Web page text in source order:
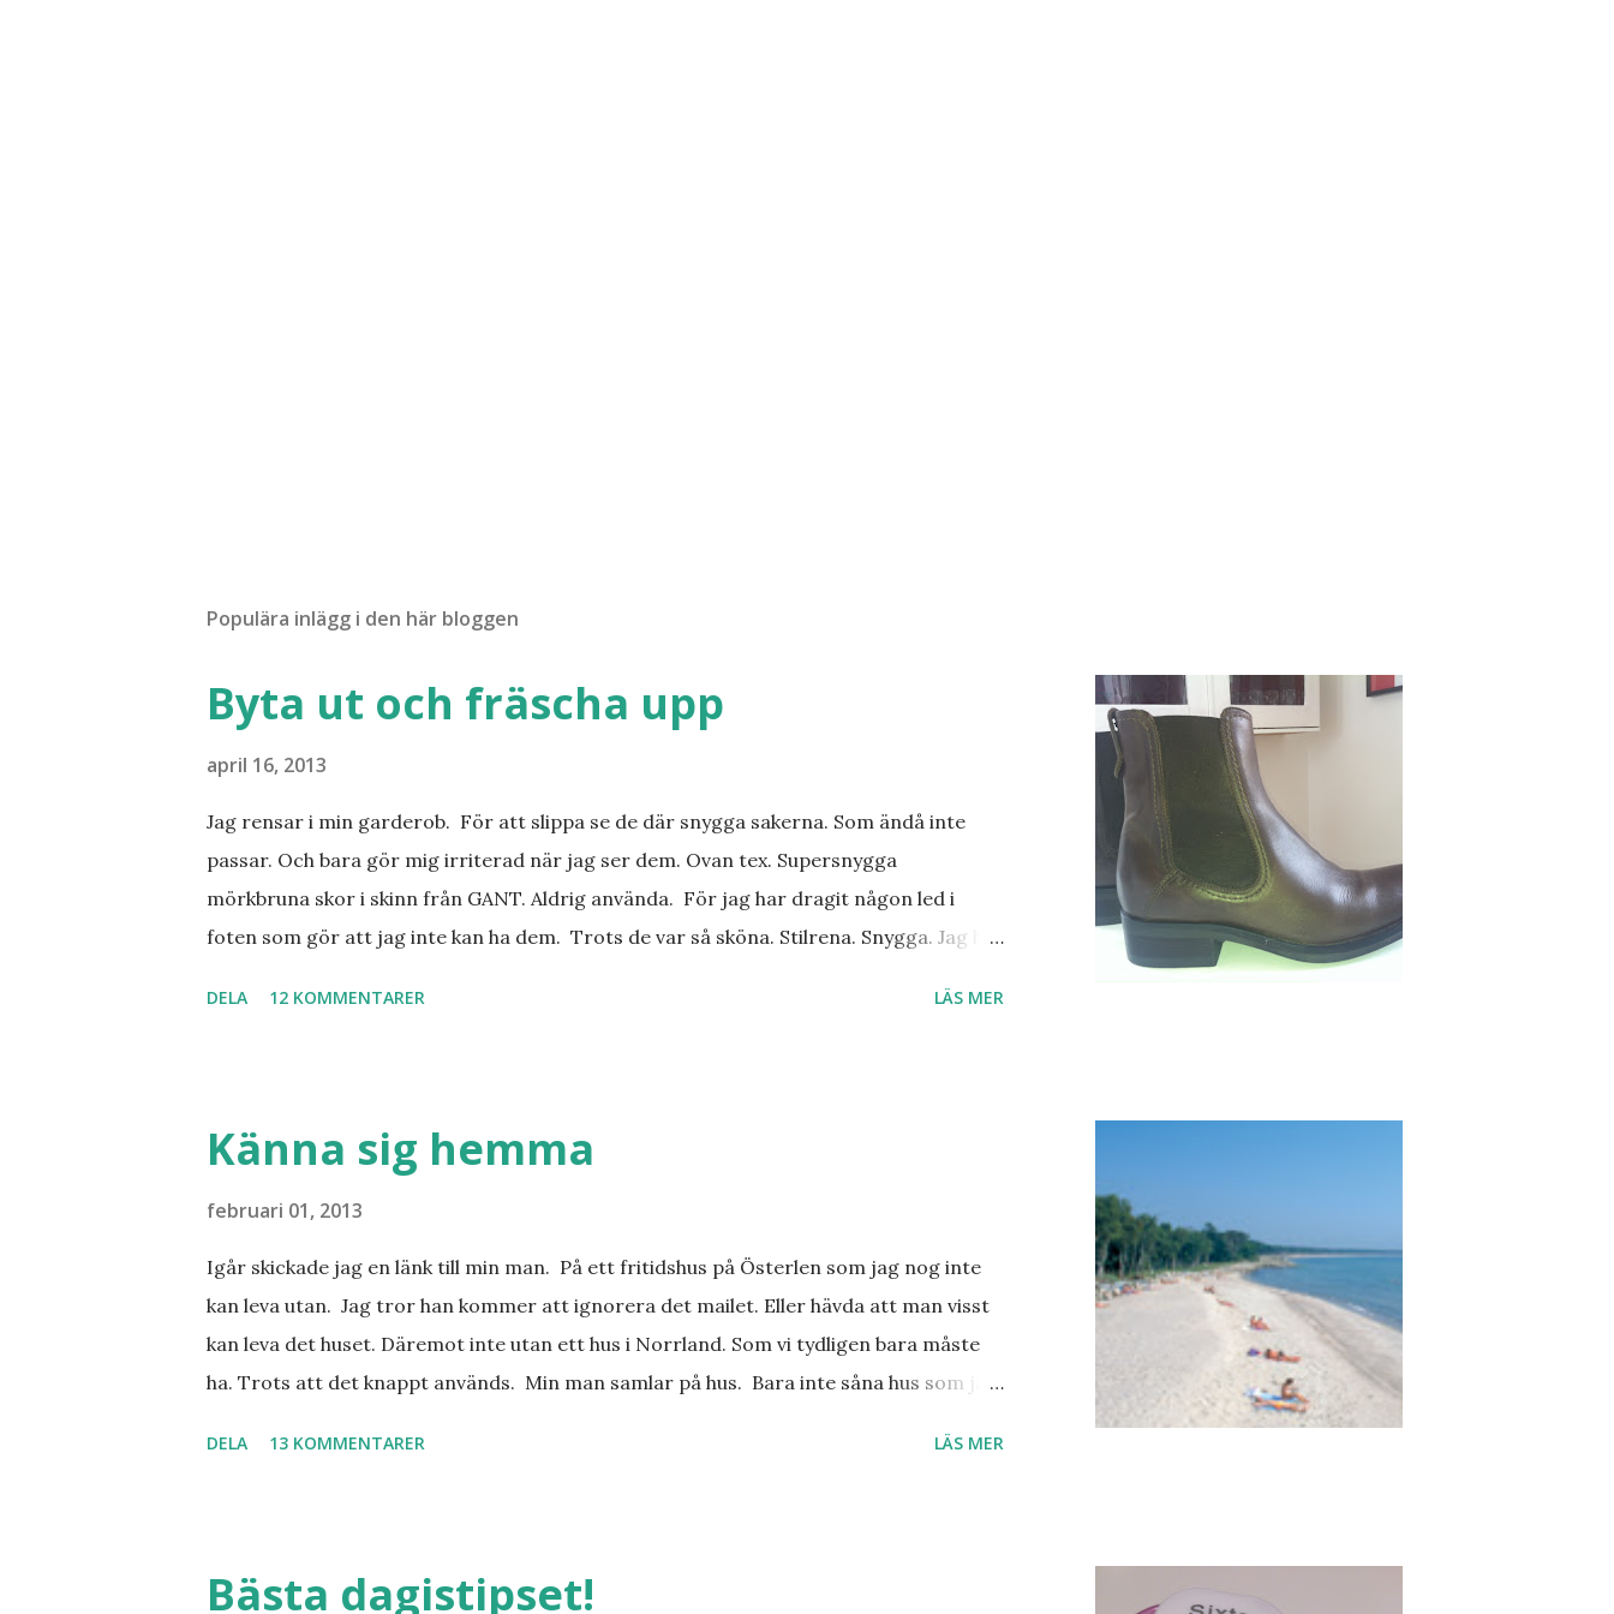
Populära inlägg i den här bloggen
Byta ut och fräscha upp
april 16, 2013
Jag rensar i min garderob. För att slippa se de där snygga sakerna. Som ändå inte
passar. Och bara gör mig irriterad när jag ser dem. Ovan tex. Supersnygga
mörkbruna skor i skinn från GANT. Aldrig använda. För jag har dragit någon led i
foten som gör att jag inte kan ha dem. Trots de var så sköna. Stilrena. Snygga. Jag har
tjejkompisar. Ska bli underbart. Men det behöver jag nog inte säga.
DELA 12 KOMMENTARER LÄS MER
Känna sig hemma
februari 01, 2013
Igår skickade jag en länk till min man. På ett fritidshus på Österlen som jag nog inte
kan leva utan. Jag tror han kommer att ignorera det mailet. Eller hävda att man visst
kan leva det huset. Däremot inte utan ett hus i Norrland. Som vi tydligen bara måste
ha. Trots att det knappt används. Min man samlar på hus. Bara inte såna hus som jag
DELA 13 KOMMENTARER LÄS MER
Bästa dagistipset!